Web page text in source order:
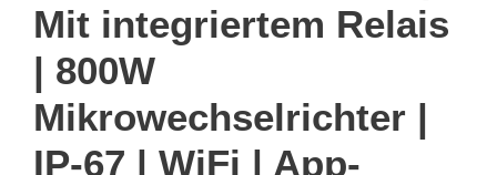
Mit integriertem Relais
| 800W
Mikrowechselrichter |
IP-67 | WiFi | App-